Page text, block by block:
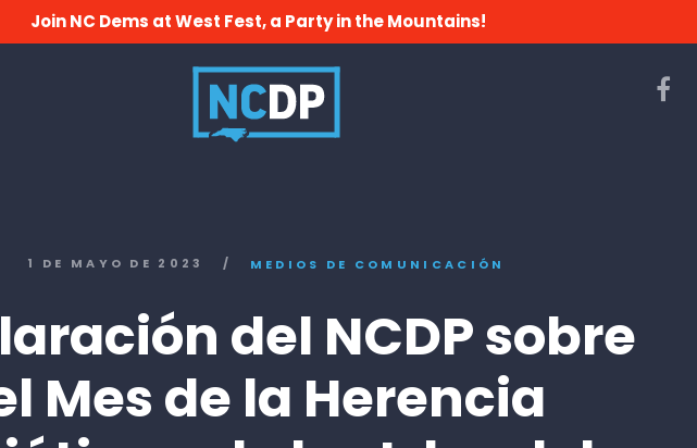
Join NC Dems at West Fest, a Party in the Mountains!
1 DE MAYO DE 2023 / MEDIOS DE COMUNICACIÓN
del NCDP sobre
Mes de la Herencia